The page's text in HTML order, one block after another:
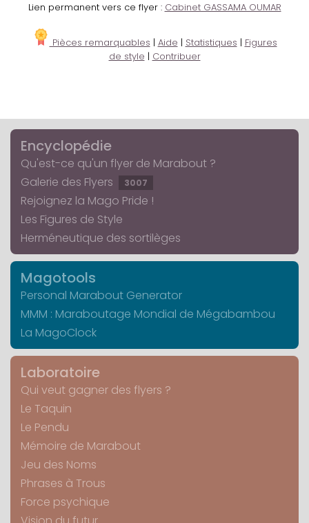
Lien permanent vers ce flyer : Cabinet GASSAMA OUMAR
Pièces remarquables | Aide | Statistiques | Figures
de style | Contribuer
Encyclopédie
Qu'est-ce qu'un flyer de Marabout ?
Galerie des Flyers
3007
Rejoignez la Mago Pride !
Les Figures de Style
Herméneutique des sortilèges
Magotools
Personal Marabout Generator
MMM : Maraboutage Mondial de Mégabambou
La MagoClock
Laboratoire
Qui veut gagner des flyers ?
Le Taquin
Le Pendu
Mémoire de Marabout
Jeu des Noms
Phrases à Trous
Force psychique